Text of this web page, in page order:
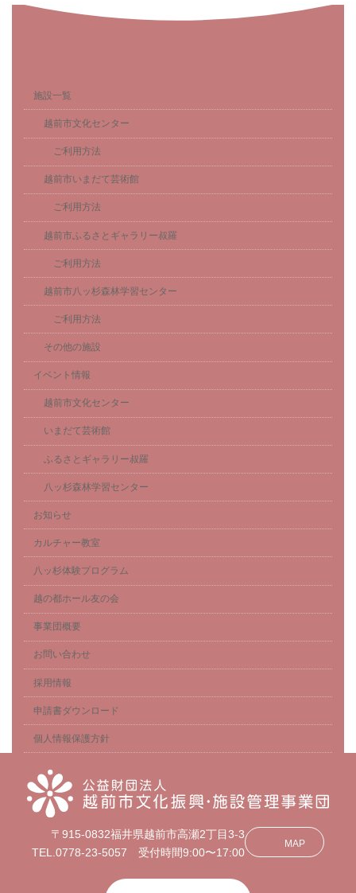
施設一覧
越前市文化センター
ご利用方法
越前市いまだて芸術館
ご利用方法
越前市ふるさとギャラリー叔羅
ご利用方法
越前市八ッ杉森林学習センター
ご利用方法
その他の施設
イベント情報
越前市文化センター
いまだて芸術館
ふるさとギャラリー叔羅
八ッ杉森林学習センター
お知らせ
カルチャー教室
八ッ杉体験プログラム
越の都ホール友の会
事業団概要
お問い合わせ
採用情報
申請書ダウンロード
個人情報保護方針
〒915-0832福井県越前市高瀬2丁目3-3
TEL.0778-23-5057 受付時間9:00〜17:00
MAP